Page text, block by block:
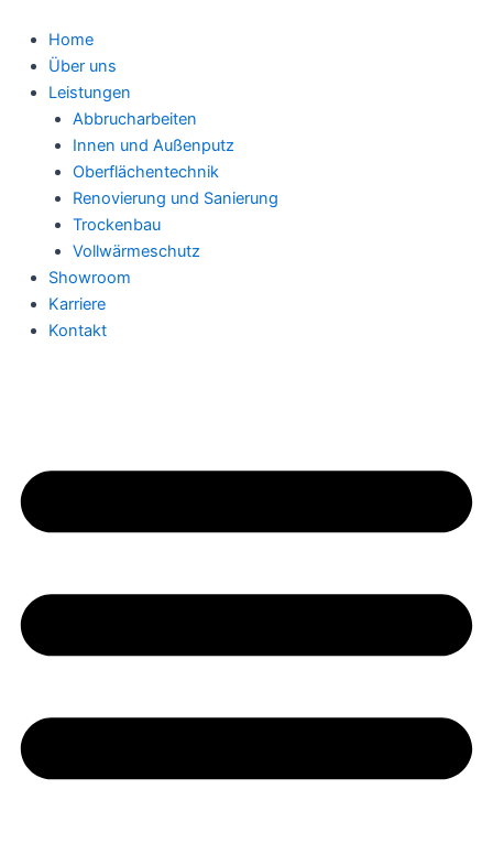
Inhalt
springen
Home
Über uns
Leistungen
Abbrucharbeiten
Innen und Außenputz
Oberflächentechnik
Renovierung und Sanierung
Trockenbau
Vollwärmeschutz
Showroom
Karriere
Kontakt